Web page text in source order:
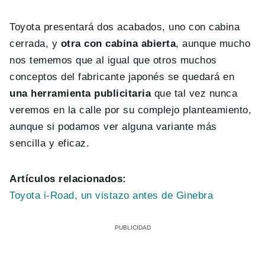
Toyota presentará dos acabados, uno con cabina
cerrada, y otra con cabina abierta, aunque mucho
nos tememos que al igual que otros muchos
conceptos del fabricante japonés se quedará en
una herramienta publicitariaque tal vez nunca
veremos en la calle por su complejo planteamiento,
aunque si podamos ver alguna variante más
sencilla y eficaz.
Artículos relacionados:
Toyota i-Road, un vistazo antes de Ginebra